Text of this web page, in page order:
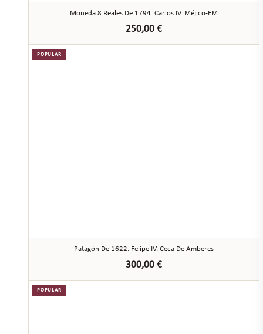
Moneda 8 Reales De 1794. Carlos IV. Méjico-FM
250,00 €
POPULAR
Patagón De 1622. Felipe IV. Ceca De Amberes
300,00 €
POPULAR